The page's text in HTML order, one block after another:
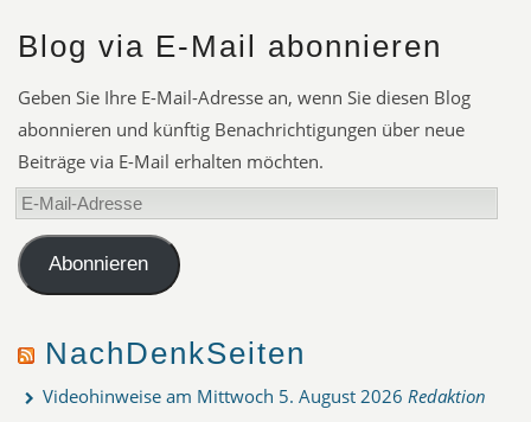
Blog via E-Mail abonnieren
Geben Sie Ihre E-Mail-Adresse an, wenn Sie diesen Blog
abonnieren und künftig Benachrichtigungen über neue
Beiträge via E-Mail erhalten möchten.
E-
Mail-
AdresseAbonnieren
NachDenkSeiten
Videohinweise am Mittwoch 5. August 2026 Redaktion